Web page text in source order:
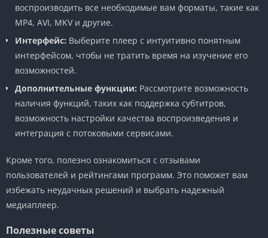
воспроизводить все необходимые вам форматы, такие как
MP4, AVI, MKV и другие.
Интерфейс: Выберите плеер с интуитивно понятным
интерфейсом, чтобы не тратить время на изучение его
возможностей.
Дополнительные функции: Рассмотрите возможность
наличия функций, таких как поддержка субтитров,
возможность настройки качества воспроизведения и
интеграция с потоковыми сервисами.
Кроме того, полезно ознакомиться с отзывами
пользователей и рейтингами программ. Это поможет вам
избежать неудачных решений и выбрать надежный
медиаплеер.
Полезные советы